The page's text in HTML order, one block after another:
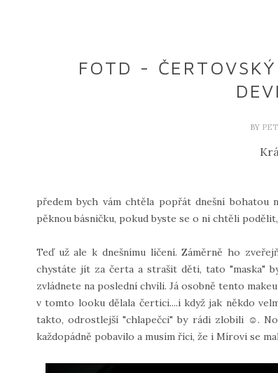
FOTD -
BY
předem bych vám chtěla popřát dnešní bohatou
pěknou básničku, pokud byste se o ni chtěli
Teď už ale k dnešnímu líčení. Záměrně ho
chystáte jít za čerta a strašit děti, tato "maska"
zvládnete na poslední chvíli. Já osobně tento
v tomto looku dělala čertici....i když jak někdo
takto, odrostlejší "chlapečci" by rádi zlobili ☺.
každopádně pobavilo a musím říci, že i Mírovi se